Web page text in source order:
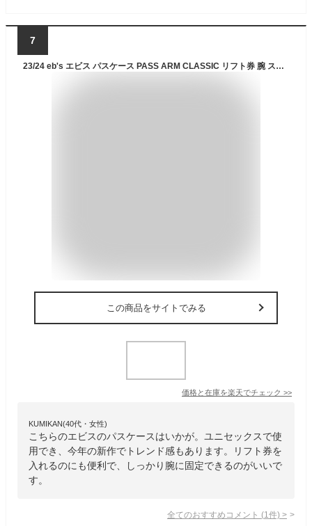
7
23/24 eb's エビス パスケース PASS ARM CLASSIC リフト券 腕 スキー スノボ ウインタースポーツ ユニセックス 2023年秋冬 品番 #4300606 日本正規品
この商品をサイトでみる
価格と在庫を楽天でチェック >>
KUMIKAN(40代・女性)
こちらのエビスのパスケースはいかが。ユニセックスで使
用でき、今年の新作でトレンド感もあります。リフト券を
入れるのにも便利で、しっかり腕に固定できるのがいいで
す。
全てのおすすめコメント (1 件) >